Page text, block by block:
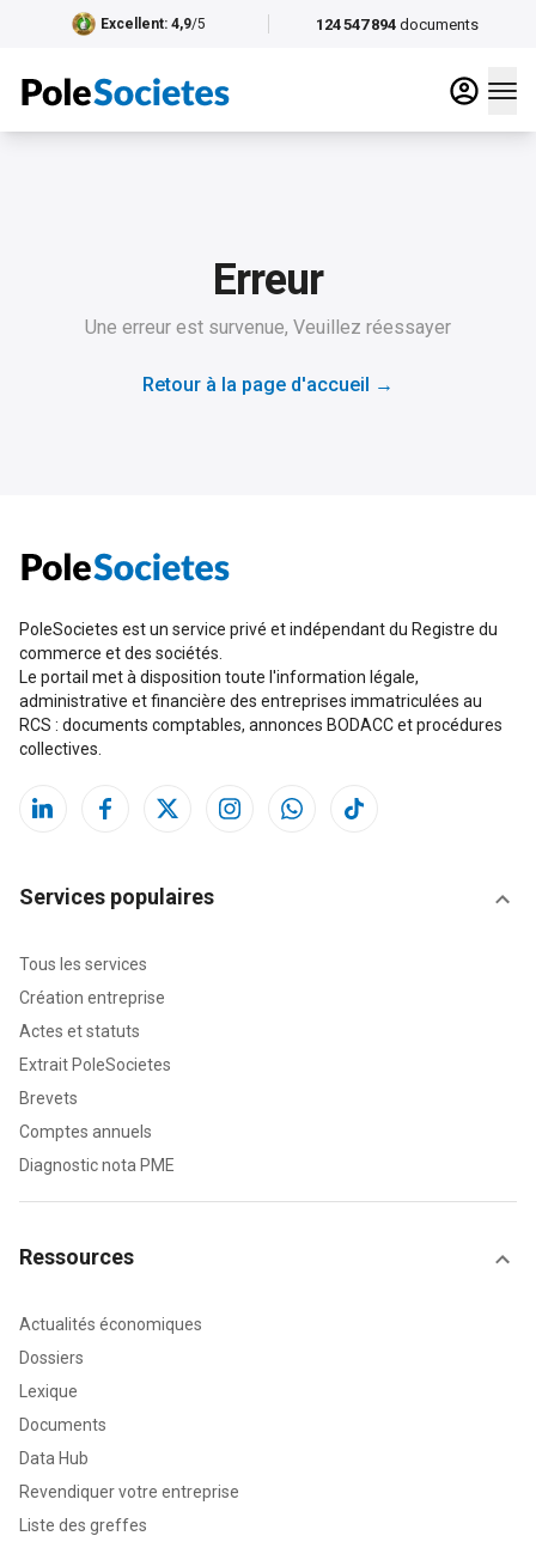
124 547 894 documents
Excellent: 4,9/5
Erreur
Une erreur est survenue, Veuillez réessayer
Retour à la page d'accueil →
PoleSocietes est un service privé et indépendant du Registre du
commerce et des sociétés.
Le portail met à disposition toute l'information légale,
administrative et financière des entreprises immatriculées au
RCS : documents comptables, annonces BODACC et procédures
collectives.
Services populaires
Tous les services
Création entreprise
Actes et statuts
Extrait PoleSocietes
Brevets
Comptes annuels
Diagnostic nota PME
Ressources
Actualités économiques
Dossiers
Lexique
Documents
Data Hub
Revendiquer votre entreprise
Liste des greffes